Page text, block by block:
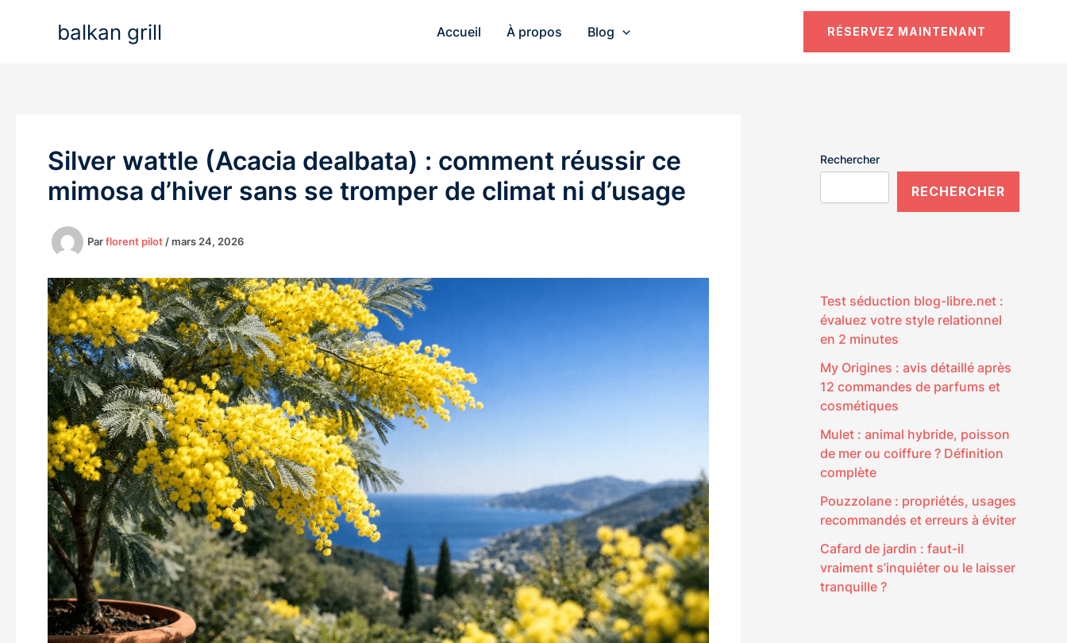
balkan grill Accueil À propos Blog RÉSERVEZ MAINTENANT
Silver wattle (Acacia dealbata) : comment réussir ce
mimosa d’hiver sans se tromper de climat ni d’usage
Parflorent pilot /mars 24, 2026
Rechercher
RECHERCHER
Test séduction blog-libre.net :
évaluez votre style relationnel
en 2 minutes
My Origines : avis détaillé après
12 commandes de parfums et
cosmétiques
Mulet : animal hybride, poisson
de mer ou coiffure ? Définition
complète
Pouzzolane : propriétés, usages
recommandés et erreurs à éviter
Cafard de jardin : faut-il
vraiment s’inquiéter ou le laisser
tranquille ?